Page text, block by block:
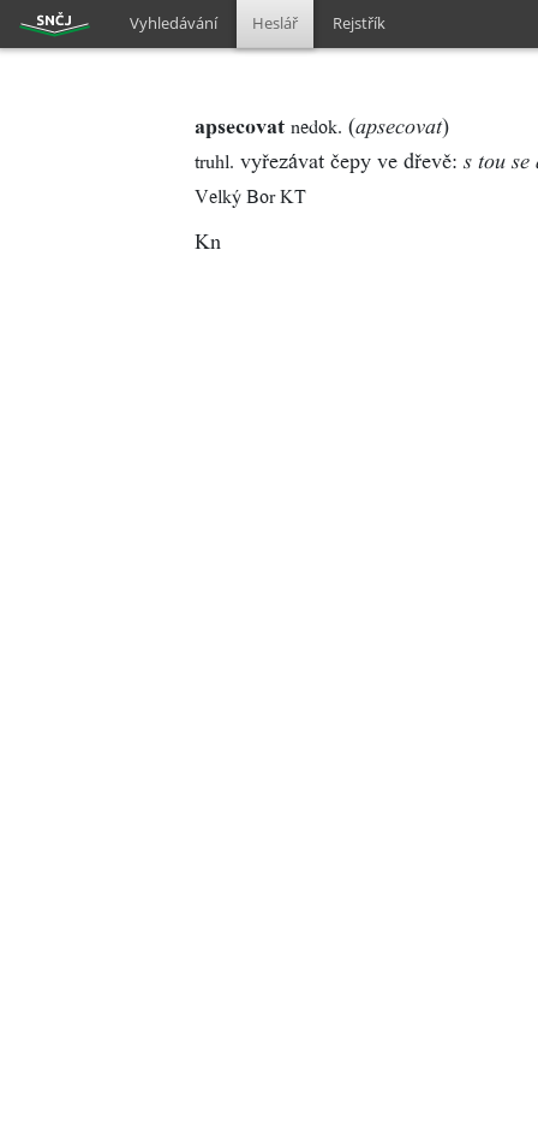
Vyhledávání Heslář Rejstřík
apsecovat nedok. (apsecovat)
truhl. vyřezávat čepy ve dřevě: s tou se
Velký Bor KT
Kn